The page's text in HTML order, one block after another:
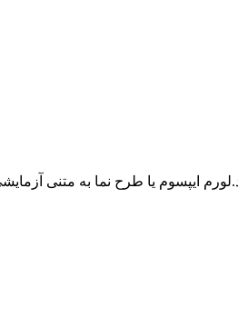
ایپسوم یا طرح‌ نما به متنی